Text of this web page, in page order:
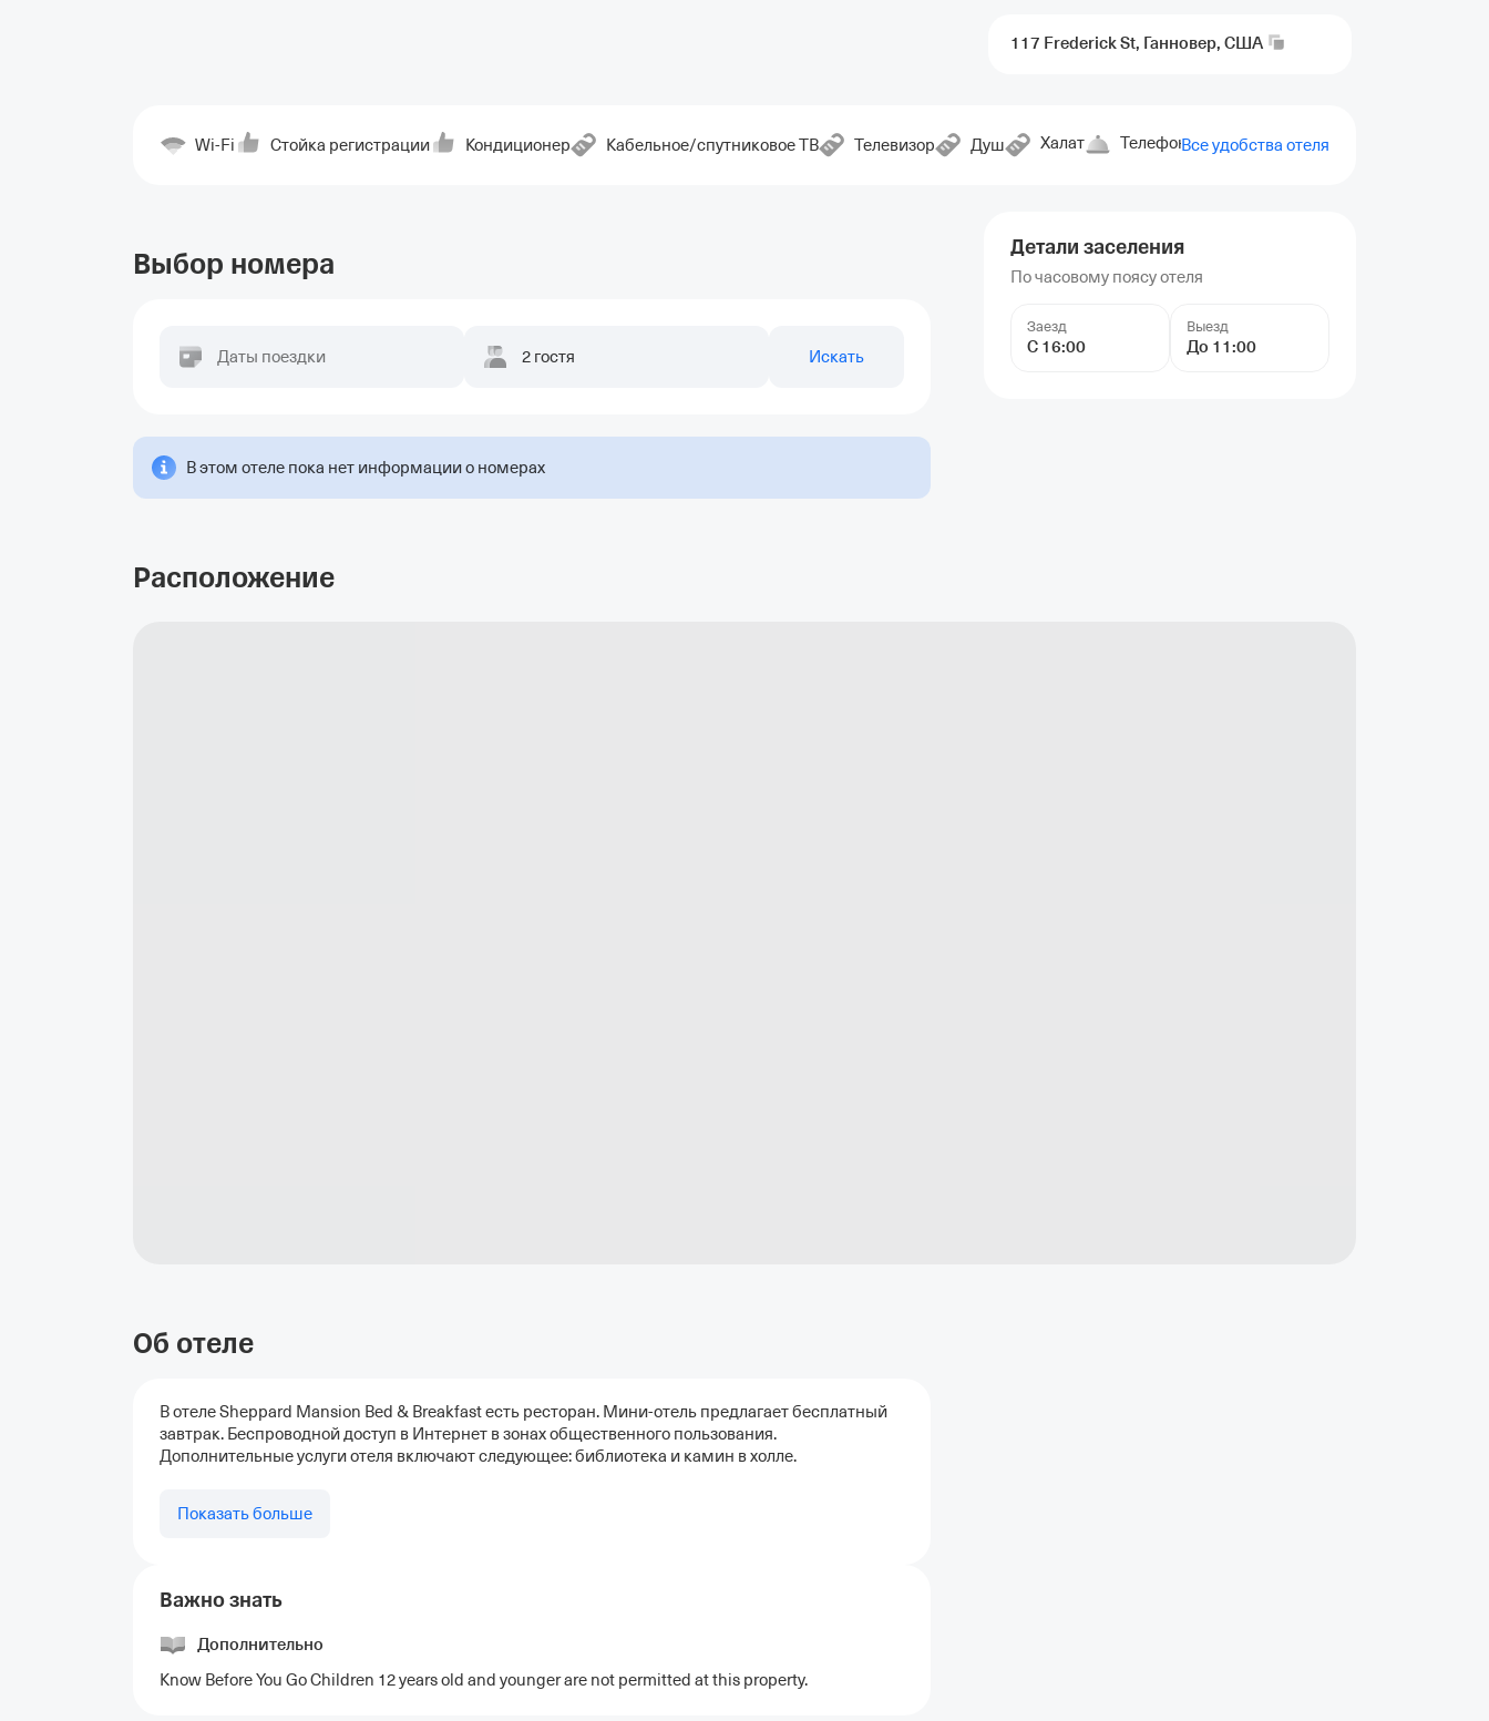
117 Frederick St, Ганновер, США
Wi-Fi Стойка регистрации Кондиционер Кабельное/спутниковое ТВ Телевизор Душ Халат Телефон Гладильные принадлежности
Все удобства отеля
Детали заселения
По часовому поясу отеля
Заезд
С 16:00
Выезд
До 11:00
Выбор номера
Даты поездки 2 гостя Искать
В этом отеле пока нет информации о номерах
Расположение
Об отеле
В отеле Sheppard Mansion Bed & Breakfast есть ресторан. Мини-отель предлагает бесплатный
завтрак. Беспроводной доступ в Интернет в зонах общественного пользования.
Дополнительные услуги отеля включают следующее: библиотека и камин в холле.
Показать больше
Важно знать
Дополнительно
Know Before You Go Children 12 years old and younger are not permitted at this property.